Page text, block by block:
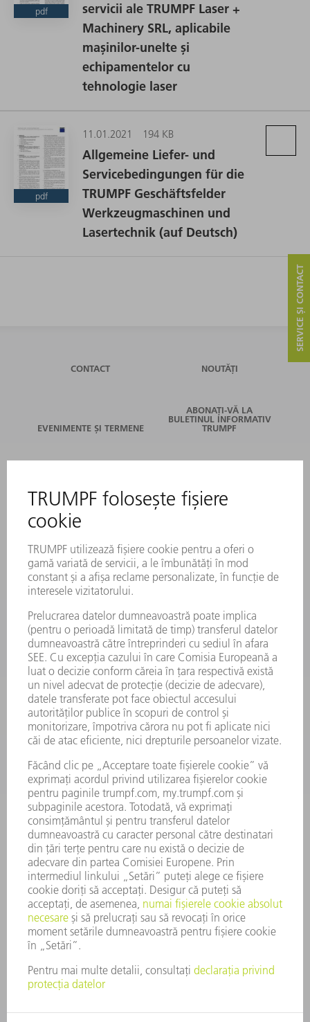
pdf
servicii ale TRUMPF Laser +
Machinery SRL, aplicabile
mașinilor-unelte și
echipamentelor cu
tehnologie laser
pdf
11.01.2021 194 KB
Allgemeine Liefer- und
Servicebedingungen für die
TRUMPF Geschäftsfelder
Werkzeugmaschinen und
Lasertechnik (auf Deutsch)
SERVICE ȘI CONTACT
CONTACT NOUTĂȚI
EVENIMENTE ȘI TERMENE
ABONAȚI-VĂ LA
BULETINUL INFORMATIV
TRUMPF
SERVICII ONLINE
CONTACT
LOCAȚII
EVENIMENTE ȘI TERMENE
ABONARE LA NEWSLETTER
FIȘE TEHNICE DE SECURITATE
PRODUSE
LASER
ELECTRONICĂ DE PUTERE
UNELTE ELECTRICE
SMART FACTORY
SOFTWARE
SERVICII
APLICAȚII
DOMENII DE ACTIVITATE
COMPANIE
CARIERĂ
PROFILUL COMPANIEI
COMITET EXECUTIV
RAPORT DE AFACERI
PRINCIPII DE BAZĂ ALE COMPANIEI
CONFORMITATE
SISTEMUL AVERTIZORILOR DE INTEGRITATE
SECURITATE
COMUNICATE DE PRESĂ
REVISTE
SUSTENABILITATE
MEDIU ȘI CLIMĂ
ASPECTE SOCIALE ȘI DE ÎNTREPRINDERE
GUVERNANȚA CORPORATIVĂ